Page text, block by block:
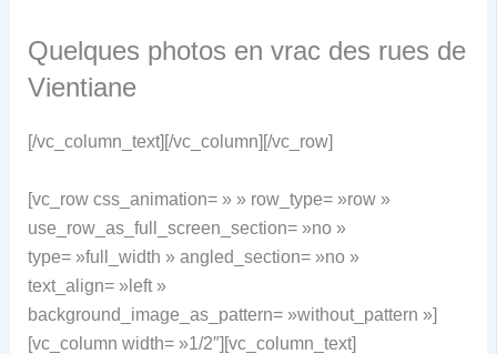
Quelques photos en vrac des rues de
Vientiane
[/vc_column_text][/vc_column][/vc_row]
[vc_row css_animation= » » row_type= »row »
use_row_as_full_screen_section= »no »
type= »full_width » angled_section= »no »
text_align= »left »
background_image_as_pattern= »without_pattern »]
[vc_column width= »1/2″][vc_column_text]